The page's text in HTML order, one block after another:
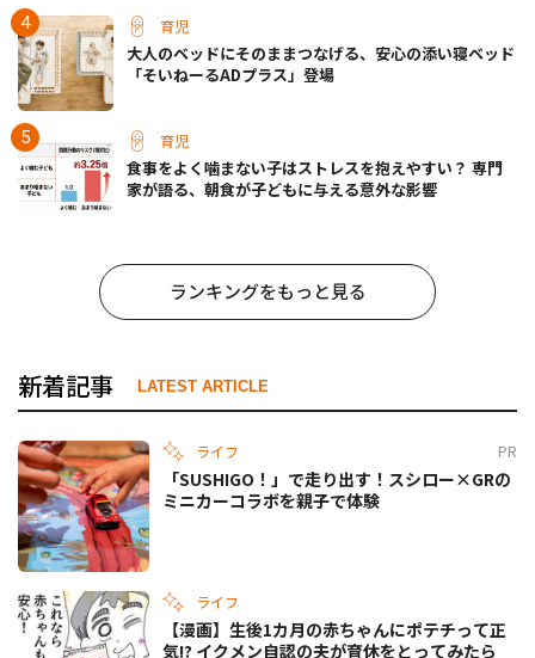
育児
大人のベッドにそのままつなげる、安心の添い寝ベッド
「そいねーるADプラス」登場
育児
食事をよく噛まない子はストレスを抱えやすい？ 専門
家が語る、朝食が子どもに与える意外な影響
ランキングをもっと見る
新着記事 LATEST ARTICLE
ライフ PR
「SUSHIGO！」で走り出す！スシロー×GRの
ミニカーコラボを親子で体験
ライフ
【漫画】生後1カ月の赤ちゃんにポテチって正
気!? イクメン自認の夫が育休をとってみたら